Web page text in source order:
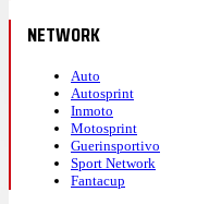
NETWORK
Auto
Autosprint
Inmoto
Motosprint
Guerinsportivo
Sport Network
Fantacup